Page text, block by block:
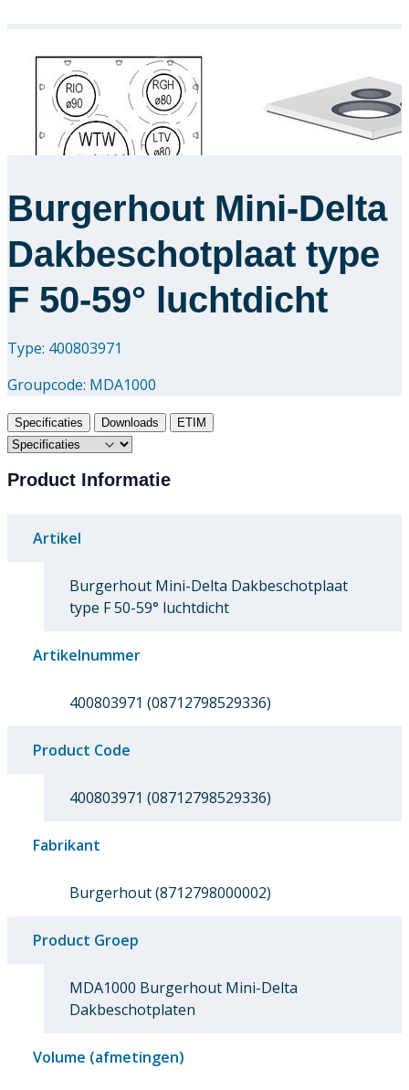
Burgerhout Mini-Delta
Dakbeschotplaat type
F 50-59° luchtdicht
Type: 400803971
Groupcode: MDA1000
Specificaties Downloads ETIM
Product Informatie
Artikel
Burgerhout Mini-Delta Dakbeschotplaat
type F 50-59° luchtdicht
Artikelnummer
400803971 (08712798529336)
Product Code
400803971 (08712798529336)
Fabrikant
Burgerhout (8712798000002)
Product Groep
MDA1000 Burgerhout Mini-Delta
Dakbeschotplaten
Volume (afmetingen)